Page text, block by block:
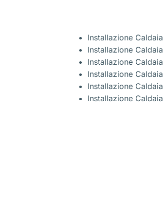
Installazione
Installazione
Installazione
Installazione
Installazione
Installazione